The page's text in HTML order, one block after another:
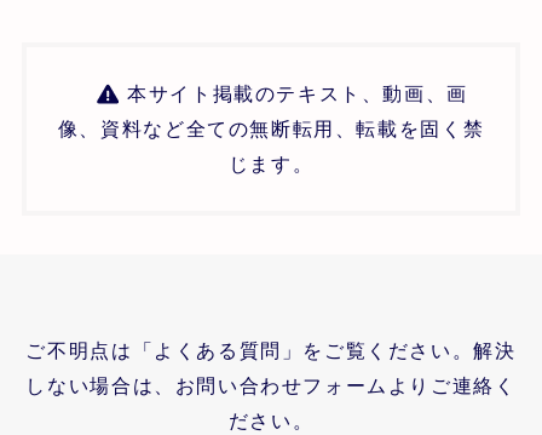
本サイト掲載のテキスト、動画、画
像、資料など全ての無断転用、転載を固く禁
じます。
ご不明点は「よくある質問」をご覧ください。解決
しない場合は、お問い合わせフォームよりご連絡く
ださい。